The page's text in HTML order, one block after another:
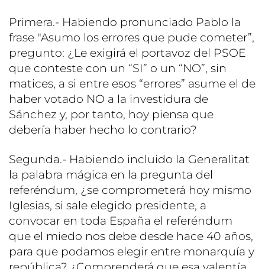
Primera.- Habiendo pronunciado Pablo la
frase "Asumo los errores que pude cometer”,
pregunto: ¿Le exigirá el portavoz del PSOE
que conteste con un “SI” o un “NO”, sin
matices, a si entre esos “errores” asume el de
haber votado NO a la investidura de
Sánchez y, por tanto, hoy piensa que
debería haber hecho lo contrario?
Segunda.- Habiendo incluido la Generalitat
la palabra mágica en la pregunta del
referéndum, ¿se comprometerá hoy mismo
Iglesias, si sale elegido presidente, a
convocar en toda España el referéndum
que el miedo nos debe desde hace 40 años,
para que podamos elegir entre monarquía y